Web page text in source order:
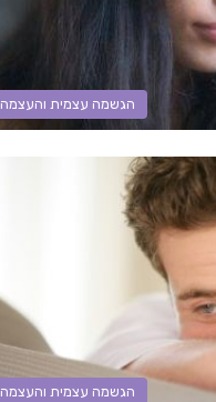
הגשמה עצמית והעצמה
הגשמה עצמית והעצמה